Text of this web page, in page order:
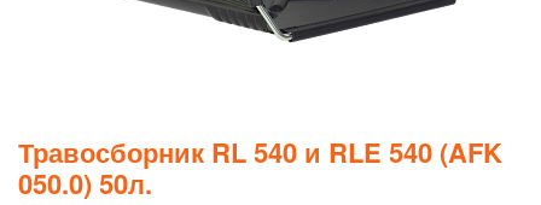
Травосборник RL 540 и RLE 540 (AFK
050.0) 50л.